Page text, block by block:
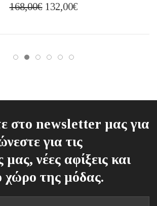
168,00€ Original
was:
132,00€Η
τιμή
στο newsletter μας για
για τις
νέες αφίξεις και
χώρο της μόδας.